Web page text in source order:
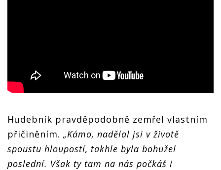
Hudebník pravděpodobně zemřel vlastním
přičiněním. „Kámo, nadělal jsi v životě
spoustu hloupostí, takhle byla bohužel
poslední. Však ty tam na nás počkáš i